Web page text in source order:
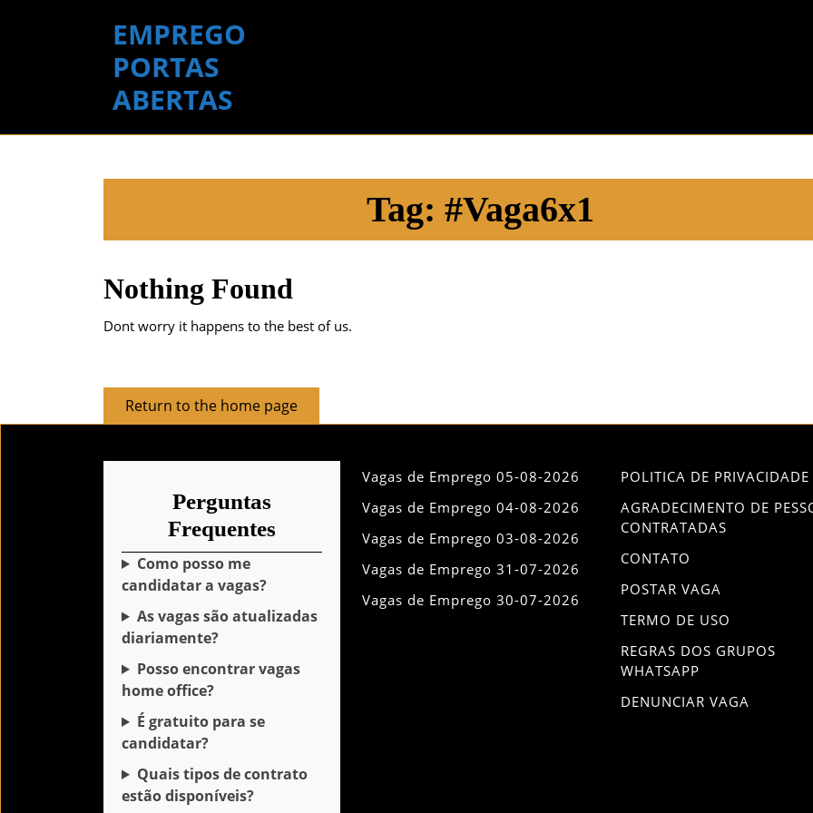
EMPREGO
PORTAS
ABERTAS
Tag: #Vaga6x1
Nothing Found
Dont worry it happens to the best of us.
Return to the home pageReturn
to
Perguntas
Frequentes
Como posso me
candidatar a vagas?
As vagas são atualizadas
diariamente?
Posso encontrar vagas
home office?
É gratuito para se
candidatar?
Quais tipos de contrato
estão disponíveis?
Vagas de Emprego 05-08-2026
Vagas de Emprego 04-08-2026
Vagas de Emprego 03-08-2026
Vagas de Emprego 31-07-2026
Vagas de Emprego 30-07-2026
POLITICA DE PRIVACIDADE
AGRADECIMENTO DE
CONTRATADAS
CONTATO
POSTAR VAGA
TERMO DE USO
REGRAS DOS GRUPOS
WHATSAPP
DENUNCIAR VAGA